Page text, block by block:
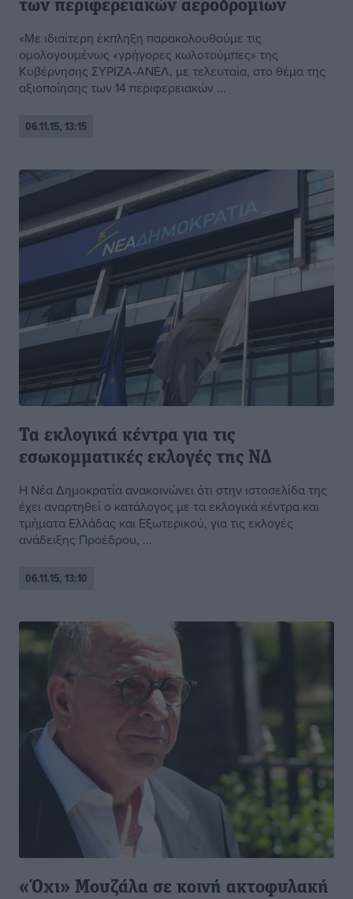
των περιφερειακών αεροδρομίων
«Με ιδιαίτερη έκπληξη παρακολουθούμε τις
ομολογουμένως «γρήγορες κωλοτούμπες» της
Κυβέρνησης ΣΥΡΙΖΑ-ΑΝΕΛ, με τελευταία, στο θέμα της
αξιοποίησης των 14 περιφερειακών ...
06.11.15, 13:15
Τα εκλογικά κέντρα για τις
εσωκομματικές εκλογές της ΝΔ
Η Νέα Δημοκρατία ανακοινώνει ότι στην ιστοσελίδα της
έχει αναρτηθεί ο κατάλογος με τα εκλογικά κέντρα και
τμήματα Ελλάδας και Εξωτερικού, για τις εκλογές
ανάδειξης Προέδρου, ...
06.11.15, 13:10
«Όχι» Μουζάλα σε κοινή ακτοφυλακή